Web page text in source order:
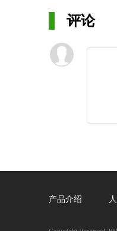
评论
产品介绍